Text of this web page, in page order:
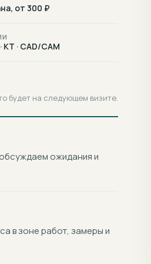
от 300 ₽
КТ · CAD/CAM
будет на следующем визите.
ожидания и
в зоне работ, замеры и